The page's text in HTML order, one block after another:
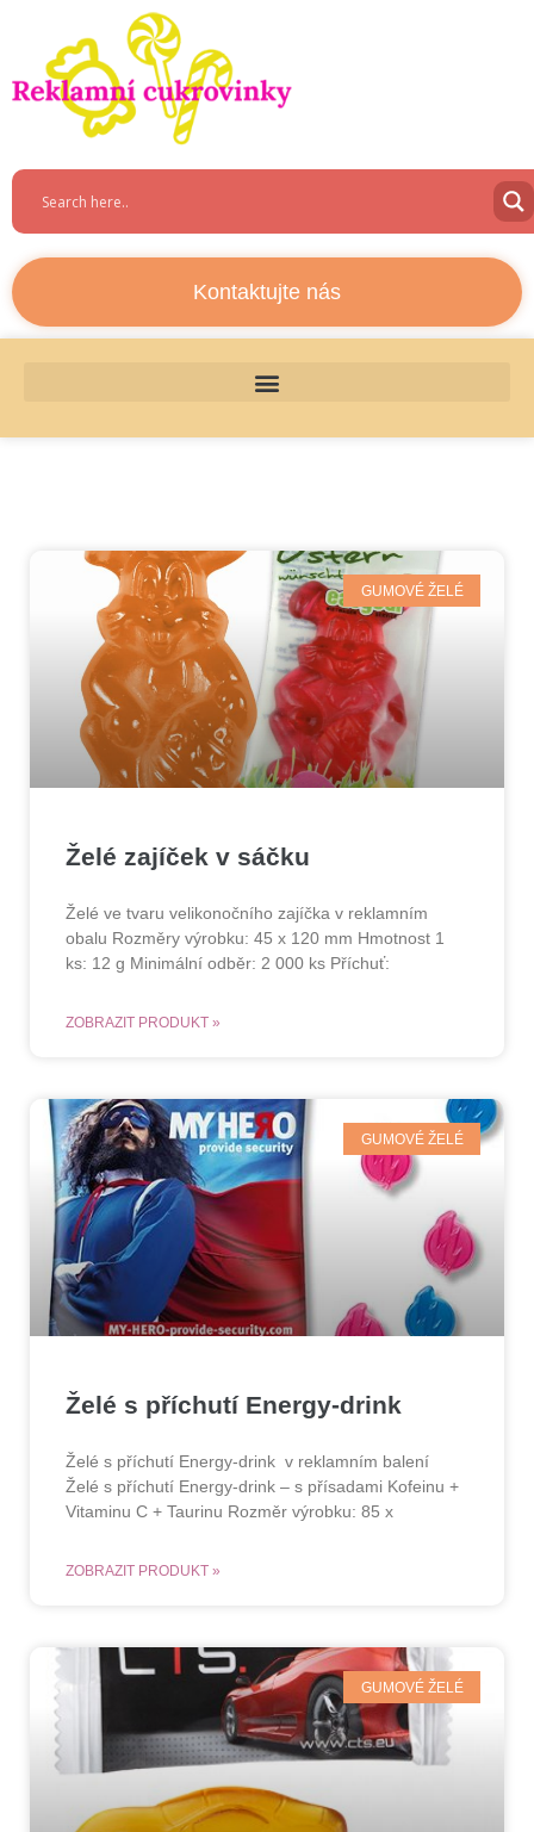
Kontaktujte nás
GUMOVÉ ŽELÉ
Želé zajíček v sáčku
Želé ve tvaru velikonočního zajíčka v reklamním
obalu Rozměry výrobku: 45 x 120 mm Hmotnost 1
ks: 12 g Minimální odběr: 2 000 ks Příchuť:
ZOBRAZIT PRODUKT »
GUMOVÉ ŽELÉ
Želé s příchutí Energy-drink
Želé s příchutí Energy-drink v reklamním balení
Želé s příchutí Energy-drink – s přísadami Kofeinu +
Vitaminu C + Taurinu Rozměr výrobku: 85 x
ZOBRAZIT PRODUKT »
GUMOVÉ ŽELÉ